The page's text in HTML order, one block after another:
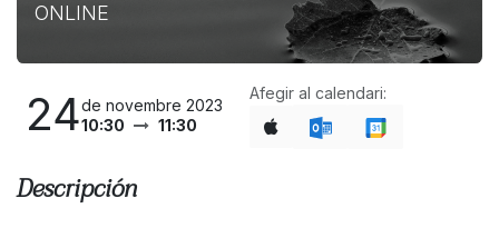
ONLINE
24de novembre 2023
10:30
11:30
Afegir al calendari:
Descripción